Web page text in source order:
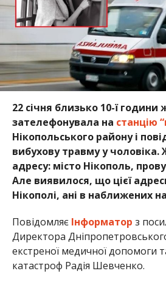
22 січня близько 10-ї години
зателефонувала на станцію
Нікопольського району і
вибухову травму у чоловіка.
адресу: місто Нікополь,
Але виявилося, що цієї
Нікополі, ані в наближених
Повідомляє Інформатор з
Директора
екстреної медичної допомоги
катастроф Радія Шевченко.